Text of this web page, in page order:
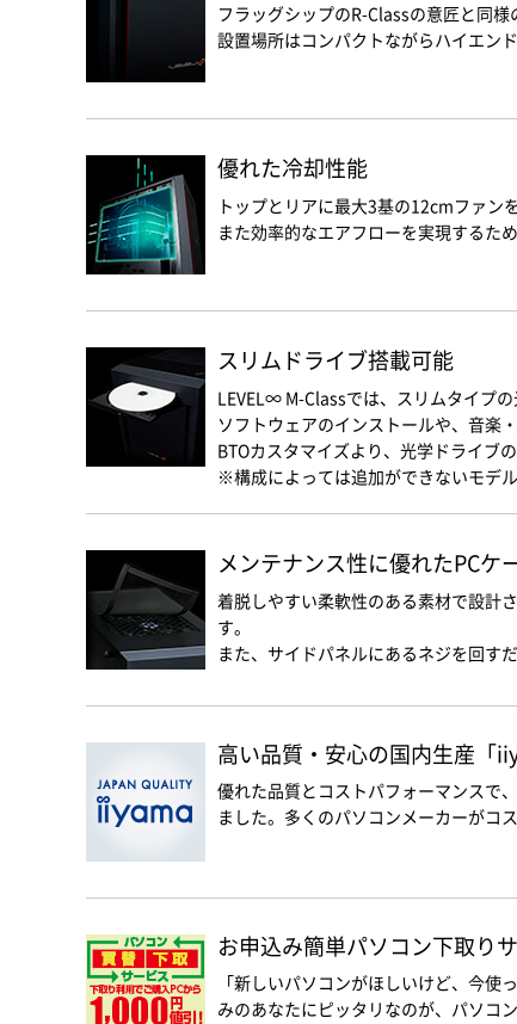
フラッグシップのR-Classの意匠と同
設置場所はコンパクトながらハイエン
優れた冷却性能
トップとリアに最大3基の12cmファン
また効率的なエアフローを実現するた
スリムドライブ搭載可能
LEVEL∞ M-Classでは、スリムタイプ
ソフトウェアのインストールや、音楽
BTOカスタマイズより、光学ドライブ
※構成によっては追加ができないモデル
メンテナンス性に優れたPCケ
着脱しやすい柔軟性のある素材で設計
す。
また、サイドパネルにあるネジを回す
高い品質・安心の国内生産「
優れた品質とコストパフォーマンスで
ました。多くのパソコンメーカーがコ
お申込み簡単パソコン下取り
「新しいパソコンがほしいけど、今
みのあなたにピッタリなのが、パソコ